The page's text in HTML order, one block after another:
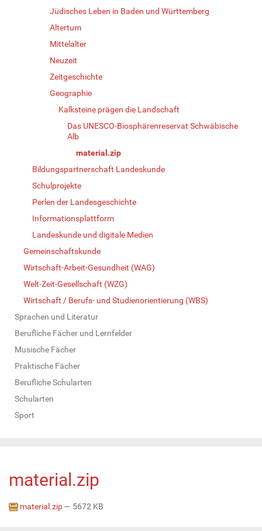
Jüdisches Leben in Baden und Württemberg
Altertum
Mittelalter
Neuzeit
Zeitgeschichte
Geographie
Kalksteine prägen die Landschaft
Das UNESCO-Biosphärenreservat Schwäbische
Alb
material.zip
Bildungspartnerschaft Landeskunde
Schulprojekte
Perlen der Landesgeschichte
Informationsplattform
Landeskunde und digitale Medien
Gemeinschaftskunde
Wirtschaft-Arbeit-Gesundheit (WAG)
Welt-Zeit-Gesellschaft (WZG)
Wirtschaft / Berufs- und Studienorientierung (WBS)
Sprachen und Literatur
Berufliche Fächer und Lernfelder
Musische Fächer
Praktische Fächer
Berufliche Schularten
Schularten
Sport
material.zip
material.zip— 5672 KB